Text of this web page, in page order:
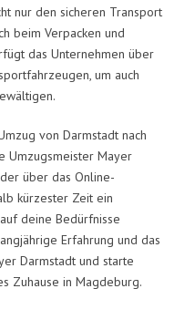
nur den sicheren Transport
beim Verpacken und
das Unternehmen über
um auch
von Darmstadt nach
Umzugsmeister Mayer
über das Online-
kürzester Zeit ein
deine Bedürfnisse
Erfahrung und das
Darmstadt und starte
Zuhause in Magdeburg.